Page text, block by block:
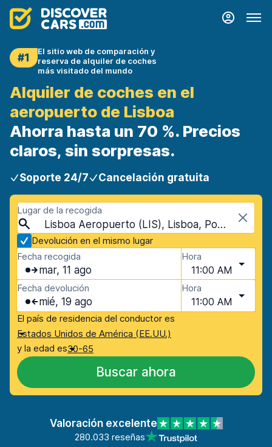
#1
El sitio web de comparación y
reserva de alquiler de coches
más visitado del mundo
Alquiler de coches en el
aeropuerto de Lisboa
Ahorra hasta un 70 %. Precios
claros, sin sorpresas.
Soporte 24/7 Cancelación gratuita
Lugar de la recogida
Lisboa Aeropuerto (LIS), Lisboa, Portugal
Devolución en el mismo lugar
Fecha recogida
mar, 11 ago
Hora
11:00 AM
Fecha devolución
mié, 19 ago
Hora
11:00 AM
El país de residencia del conductor es
Estados Unidos de América (EE.UU.)
y la edad es30-65
Buscar ahora
Valoración excelente
280.033 reseñas